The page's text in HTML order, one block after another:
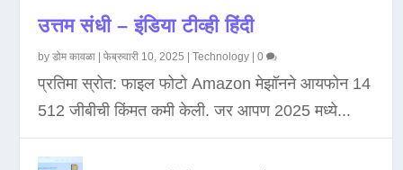
उत्तम संधी – इंडिया टीव्ही हिंदी
byडोम कावळा |फेब्रुवारी 10, 2025 |Technology |0
प्रतिमा स्रोत: फाइल फोटो Amazon मेझॉनने आयफोन 14
512 जीबीची किंमत कमी केली. जर आपण 2025 मध्ये...